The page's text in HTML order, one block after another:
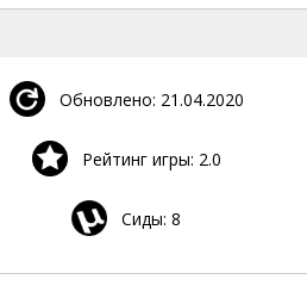
Обновлено: 21.04.2020
Рейтинг игры: 2.0
Сиды: 8